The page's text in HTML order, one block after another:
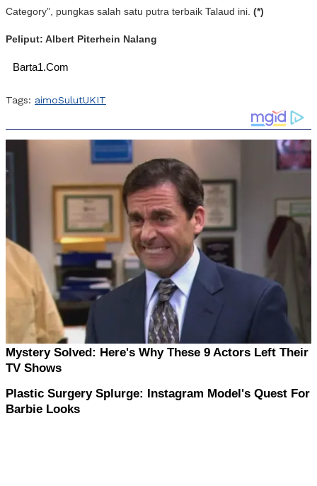
Category”, pungkas salah satu putra terbaik Talaud ini. (*)
Peliput: Albert Piterhein Nalang
Barta1.Com
Tags: aimoSulutUKIT